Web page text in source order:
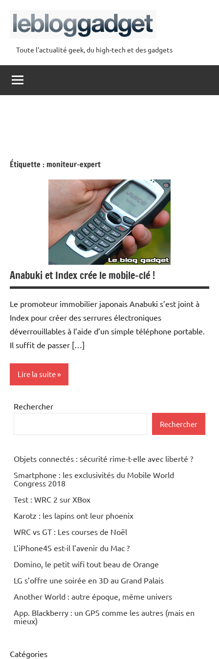
contenu
lebloggadget
Toute l'actualité geek, du high-tech et des gadgets
Étiquette : moniteur-expert
Anabuki et Index crée le mobile-clé !
Le promoteur immobilier japonais Anabuki s’est joint à
Index pour créer des serrures électroniques
déverrouillables à l’aide d’un simple téléphone portable.
Il suffit de passer […]
Lire la suite
Inclassables
mobile
Rechercher
Rechercher
Objets connectés : sécurité rime-t-elle avec liberté ?
Smartphone : les exclusivités du Mobile World
Congress 2018
Test : WRC 2 sur XBox
Karotz : les lapins ont leur phoenix
WRC vs GT : Les courses de Noël
L’iPhone4S est-il l’avenir du Mac ?
Domino, le petit wifi tout beau de Orange
LG s’offre une soirée en 3D au Grand Palais
Another World : autre époque, même univers
App. Blackberry : un GPS comme les autres (mais en
mieux)
Catégories